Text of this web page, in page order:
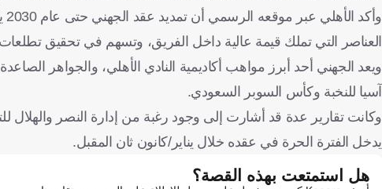
العناصر التي تملك قيمة عالية داخل الفريق، وتسهم في تحقيق
ويعد الجهني أحد أبرز مواهب أكاديمية النادي الأهلي، والجواهر
آسيا للنخبة وكأس السوبر السعودي.
وكانت تقارير عدة قد أشارت إلى وجود رغبة من إدارة النصر والهلال
يدخل الفترة الحرة في عقده خلال يناير/كانون ثان المقبل.
هل استمتعت بهذه القصة؟